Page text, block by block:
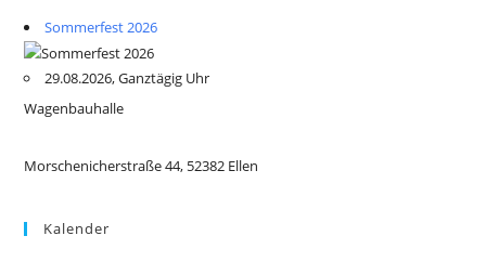
Sommerfest 2026
29.08.2026, Ganztägig Uhr
Wagenbauhalle
Morschenicherstraße 44, 52382 Ellen
Kalender